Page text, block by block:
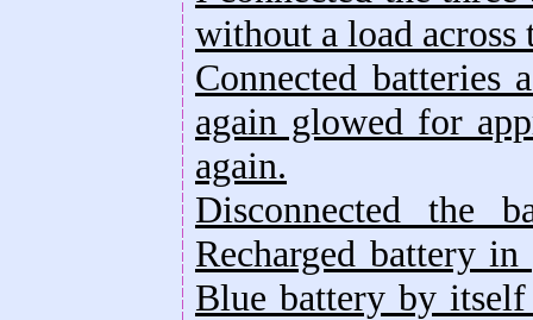
without a load across
Connected
again glowed for
again.
Disconnected the
Recharged battery
Blue battery by